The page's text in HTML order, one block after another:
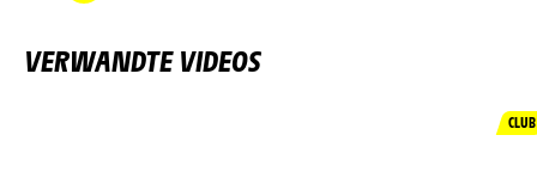
VERWANDTE VIDEOS
CLUB